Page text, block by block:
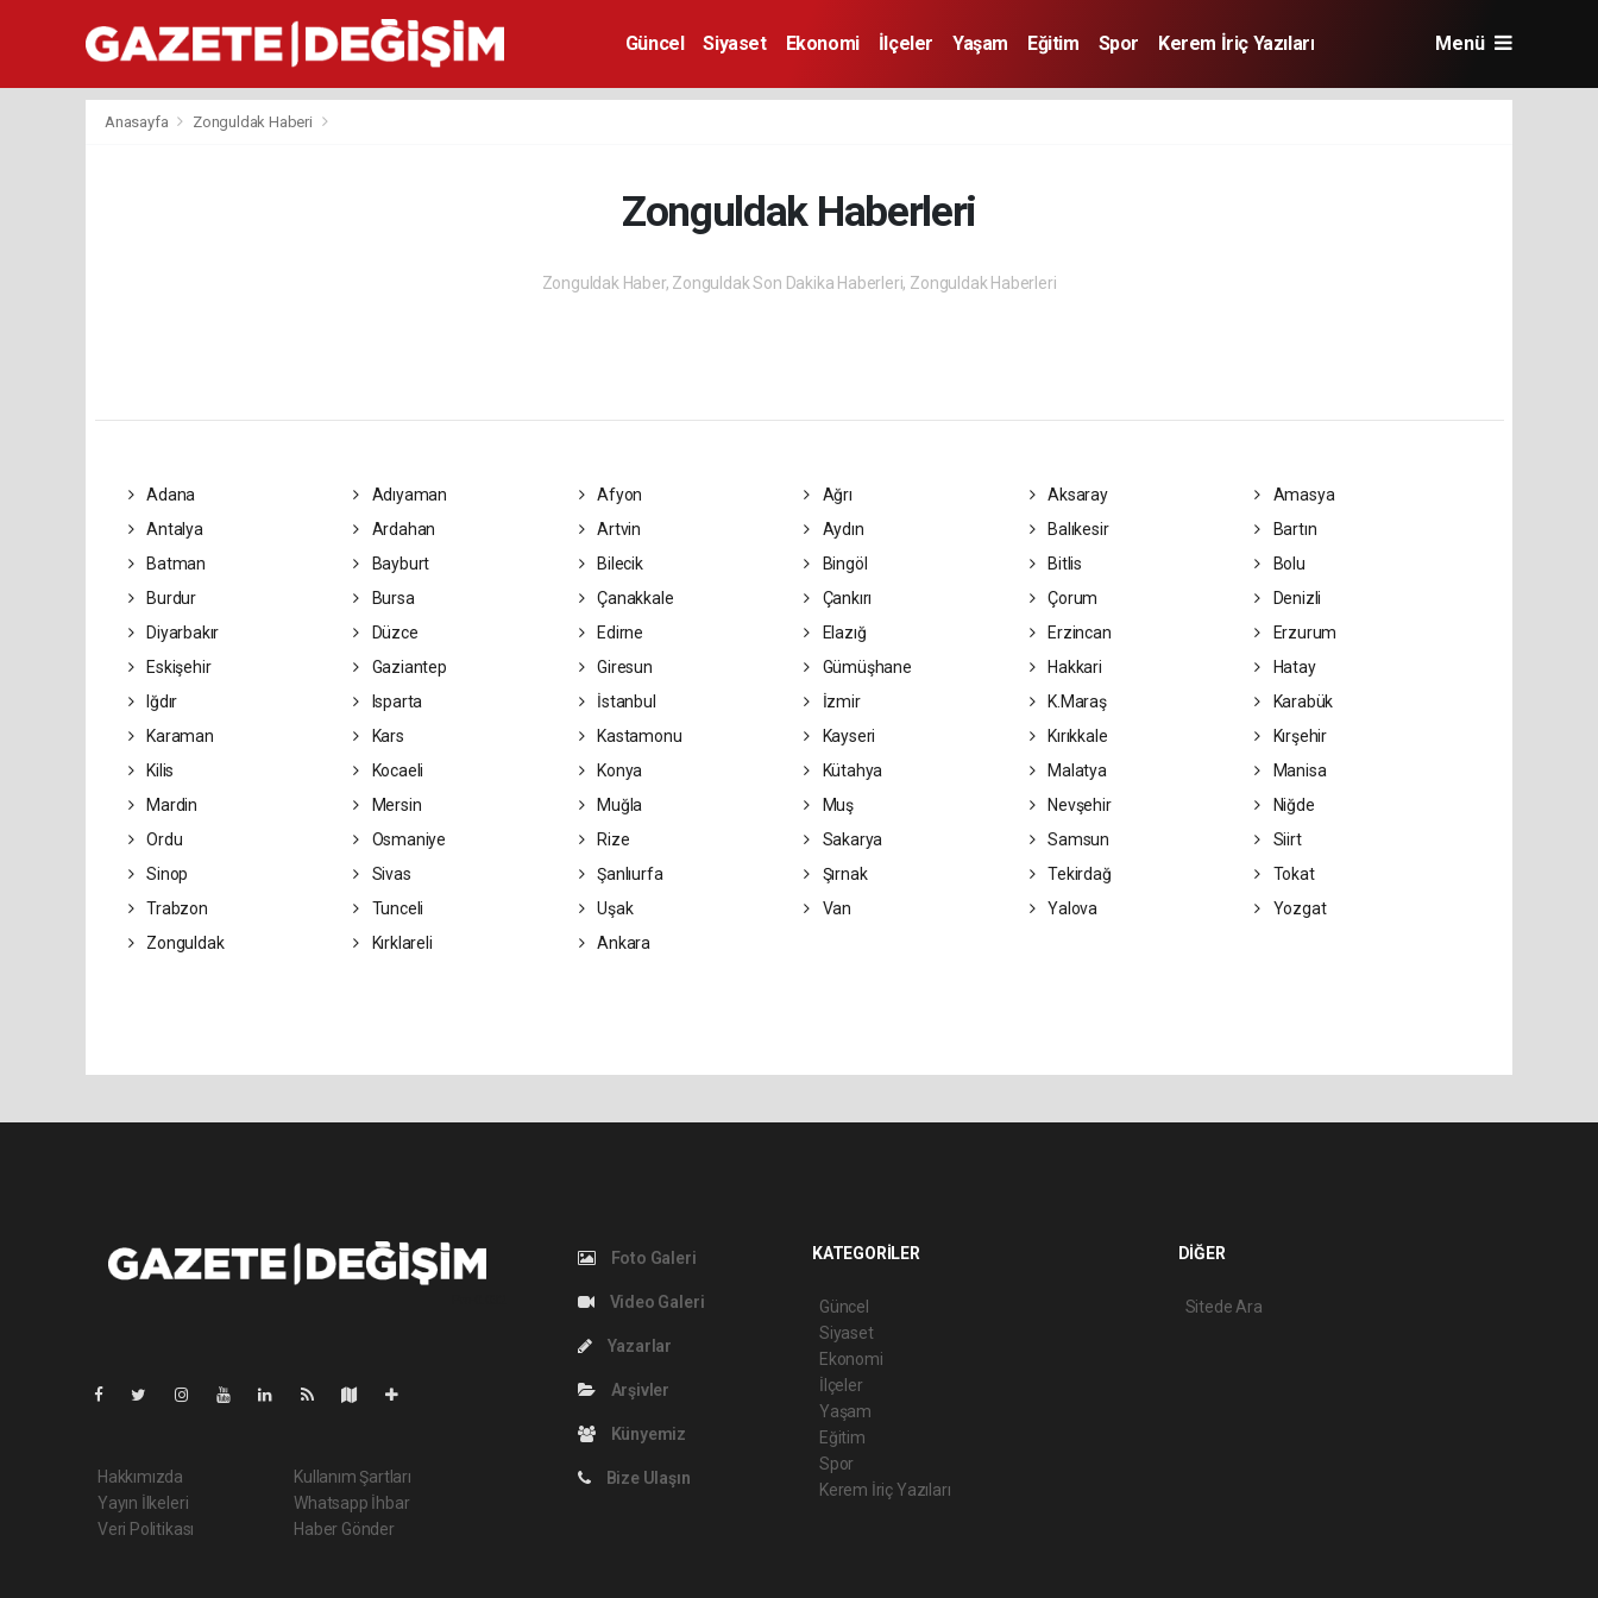
Güncel Siyaset Ekonomi İlçeler Yaşam Eğitim Spor Kerem İriç Yazıları Menü
Anasayfa Zonguldak Haberi
Zonguldak Haberleri
Zonguldak Haber, Zonguldak Son Dakika Haberleri, Zonguldak Haberleri
Adana Adıyaman Afyon Ağrı Aksaray
Amasya
Antalya
Ardahan Artvin Aydın Balıkesir
Bartın
Batman
Bayburt Bilecik Bingöl Bitlis
Bolu
Burdur
Bursa Çanakkale Çankırı Çorum
Denizli
Diyarbakır
Düzce Edirne Elazığ Erzincan
Erzurum
Eskişehir
Gaziantep Giresun Gümüşhane Hakkari
Hatay
Iğdır
Isparta İstanbul İzmir K.Maraş
Karabük
Karaman
Kars Kastamonu Kayseri Kırıkkale
Kırşehir
Kilis
Kocaeli Konya Kütahya Malatya
Manisa
Mardin
Mersin Muğla Muş Nevşehir
Niğde
Ordu
Osmaniye Rize Sakarya Samsun
Siirt
Sinop
Sivas Şanlıurfa Şırnak Tekirdağ
Tokat
Trabzon
Tunceli Uşak Van Yalova
Yozgat
Zonguldak
Kırklareli Ankara
Hakkımızda
Yayın İlkeleri
Veri Politikası
Kullanım Şartları
Whatsapp İhbar
Haber Gönder
Foto Galeri
Video Galeri
Yazarlar
Arşivler
Künyemiz
Bize Ulaşın
KATEGORİLER
Güncel
Siyaset
Ekonomi
İlçeler
Yaşam
Eğitim
Spor
Kerem İriç Yazıları
DİĞER
Sitede Ara